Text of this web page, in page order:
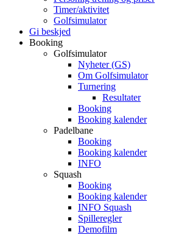
Timer/aktivitet
Golfsimulator
Gi beskjed
Booking
Golfsimulator
Nyheter (GS)
Om Golfsimulator
Turnering
Resultater
Booking
Booking kalender
Padelbane
Booking
Booking kalender
INFO
Squash
Booking
Booking kalender
INFO Squash
Spilleregler
Demofilm